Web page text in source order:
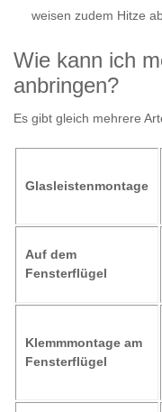
weisen zudem Hitze
Wie kann ich
anbringen?
Es gibt gleich mehrere
Glasleistenmontage
Auf dem
Fensterflügel
Klemmmontage am
Fensterflügel